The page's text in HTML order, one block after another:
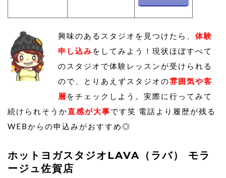
興味のあるスタジオを見つけたら、 体験
申し込み をしてみよう！現状ほぼすべて
のスタジオで体験レッスンが受けられる
ので、とりあえずスタジオの雰囲気や客
層 をチェックしよう。実際に行ってみて
続けられそうか直感が大事です笑 電話より履歴が残る
WEBからの申込みがおすすめ◎
ホットヨガスタジオLAVA（ラバ） モラ
ージュ佐賀店